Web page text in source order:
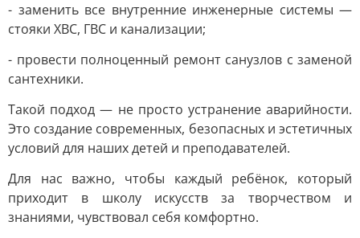
- заменить все внутренние инженерные системы —
стояки ХВС, ГВС и канализации;
- провести полноценный ремонт санузлов с заменой
сантехники.
Такой подход — не просто устранение аварийности.
Это создание современных, безопасных и эстетичных
условий для наших детей и преподавателей.
Для нас важно, чтобы каждый ребёнок, который
приходит в школу искусств за творчеством и
знаниями, чувствовал себя комфортно.